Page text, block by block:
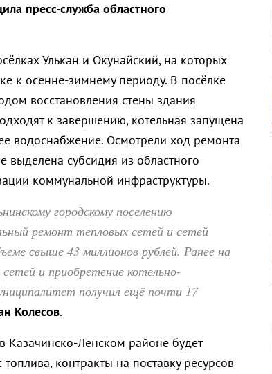
пресс-служба областного
Улькан и Окунайский, на которых
к осенне-зимнему периоду. В посёлке
восстановления стены здания
к завершению, котельная запущена
водоснабжение. Осмотрели ход ремонта
выделена субсидия из областного
коммунальной инфраструктуры.
городскому поселению
ремонт тепловых сетей и сетей
свыше 43 миллионов рублей. Ранее на
и приобретение котельно-
получил ещё почти 17
Колесов.
Казачинско-Ленском районе будет
контракты на поставку ресурсов